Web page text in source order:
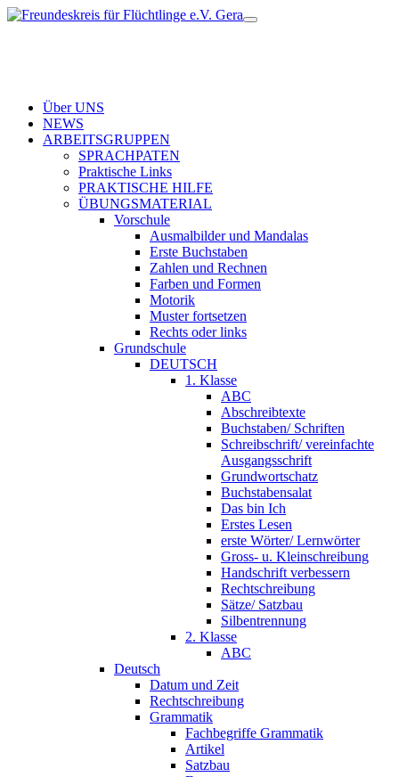
Über UNS
NEWS
ARBEITSGRUPPEN
SPRACHPATEN
Praktische Links
PRAKTISCHE HILFE
ÜBUNGSMATERIAL
Vorschule
Ausmalbilder und Mandalas
Erste Buchstaben
Zahlen und Rechnen
Farben und Formen
Motorik
Muster fortsetzen
Rechts oder links
Grundschule
DEUTSCH
1. Klasse
ABC
Abschreibtexte
Buchstaben/ Schriften
Schreibschrift/ vereinfachte
Ausgangsschrift
Grundwortschatz
Buchstabensalat
Das bin Ich
Erstes Lesen
erste Wörter/ Lernwörter
Gross- u. Kleinschreibung
Handschrift verbessern
Rechtschreibung
Sätze/ Satzbau
Silbentrennung
2. Klasse
ABC
Deutsch
Datum und Zeit
Rechtschreibung
Grammatik
Fachbegriffe Grammatik
Artikel
Satzbau